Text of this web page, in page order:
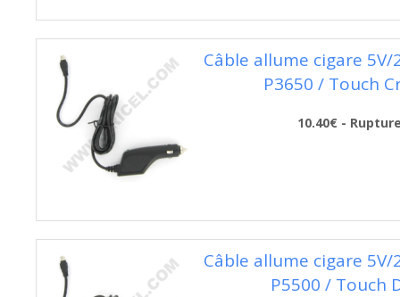
Câble allume cigare 5V/
P3650 / Touch
10.40€ -
Câble allume cigare 5V/
P5500 / Touch